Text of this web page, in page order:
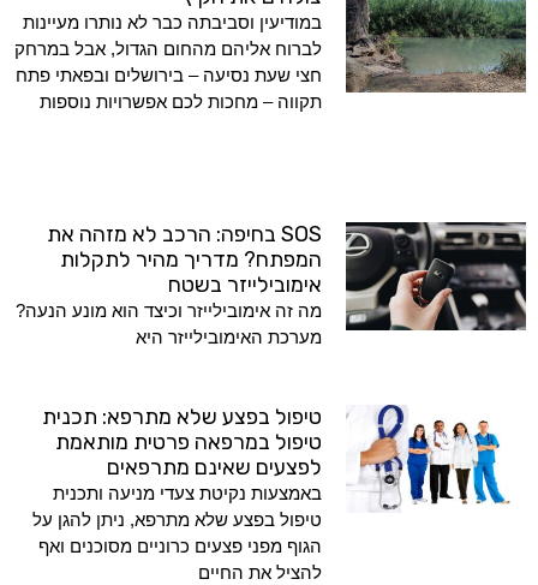
במודיעין וסביבתה כבר לא נותרו מעיינות
לברוח אליהם מהחום הגדול, אבל במרחק
חצי שעת נסיעה – בירושלים ובפאתי פתח
תקווה – מחכות לכם אפשרויות נוספות
SOS בחיפה: הרכב לא מזהה את
המפתח? מדריך מהיר לתקלות
אימובילייזר בשטח
מה זה אימובילייזר וכיצד הוא מונע הנעה?
מערכת האימובילייזר היא
טיפול בפצע שלא מתרפא: תכנית
טיפול במרפאה פרטית מותאמת
לפצעים שאינם מתרפאים
באמצעות נקיטת צעדי מניעה ותכנית
טיפול בפצע שלא מתרפא, ניתן להגן על
הגוף מפני פצעים כרוניים מסוכנים ואף
להציל את החיים